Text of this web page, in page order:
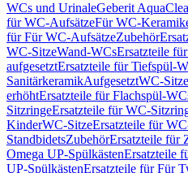
WCs und UrinaleGeberit
für WC-AufsätzeFür WC-
für Für WC-AufsätzeZubehör
WC-SitzeWand-WCsErsatzteile
aufgesetztErsatzteile für Tiefspül-
SanitärkeramikAufgesetztWC-Sitze
erhöhtErsatzteile für Flachspül-
SitzringeErsatzteile für WC-
KinderWC-SitzeErsatzteile für
StandbidetsZubehörErsatzteile für
Omega UP-SpülkästenErsatzteile
UP-SpülkästenErsatzteile für Für